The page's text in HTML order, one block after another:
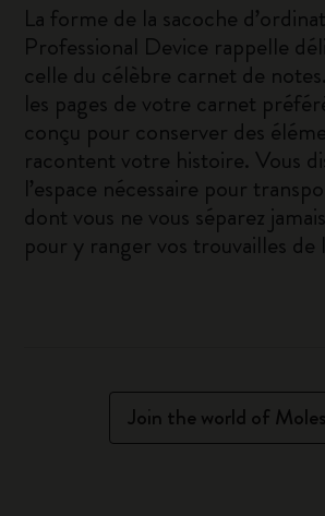
La forme de la sacoche
Professional Device rappelle
celle du célèbre carnet de
les pages de votre carnet
conçu pour conserver des
racontent votre histoire. Vous
l’espace nécessaire pour
dont vous ne vous séparez
pour y ranger vos trouvailles de
Join the world of